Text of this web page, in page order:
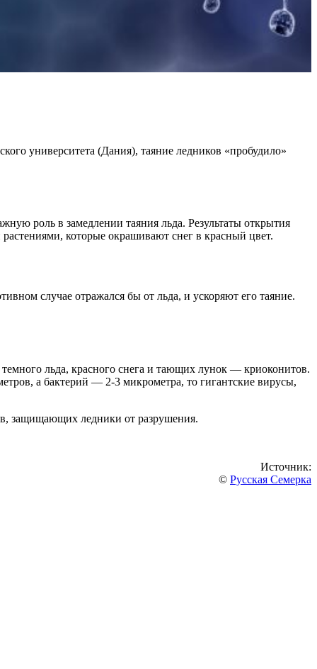
университета (Дания), таяние ледников «пробудило»
роль в замедлении таяния льда. Результаты открытия
которые окрашивают снег в красный цвет.
случае отражался бы от льда, и ускоряют его таяние.
льда, красного снега и тающих лунок — криоконитов.
а бактерий — 2-3 микрометра, то гигантские вирусы,
защищающих ледники от разрушения.
Источник:
© Русская Семерка